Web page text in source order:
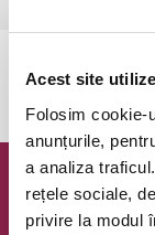
Acest site
Folosim cookie-
anunțurile,
a analiza
rețele sociale,
privire la modul